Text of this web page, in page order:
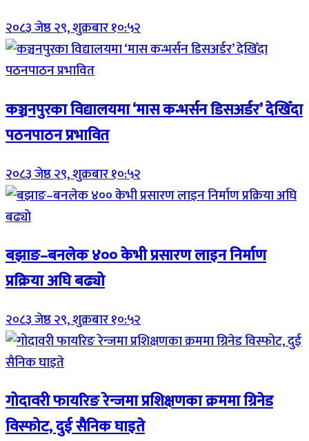
२०८३ जेष्ठ २९, शुक्रबार १०:५२
कञ्चनपुरका विद्यालयमा ‘मास कन्भर्सन डिसअर्डर’ देखिँदा
पठनपाठन प्रभावित
२०८३ जेष्ठ २९, शुक्रबार १०:५२
बझाङ–बनलेक ४०० केभी प्रसारण लाइन निर्माण
प्रक्रिया अघि बढ्यो
२०८३ जेष्ठ २९, शुक्रबार १०:५२
गोदावरी फायरिङ रेन्जमा प्रशिक्षणका क्रममा ग्रिनेड
विस्फोट, दुई सैनिक घाइते